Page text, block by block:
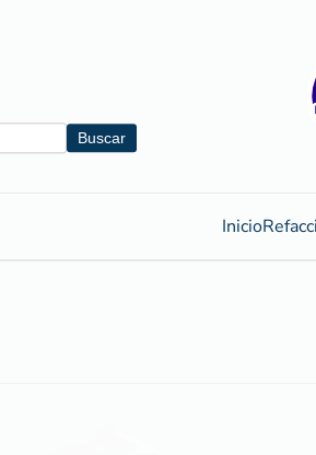
Buscar
Inicio